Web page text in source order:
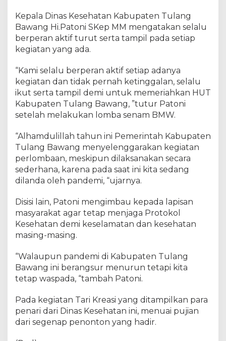
D
a
S
i
B
u
d
a
y
N
s
a
n
a
T
a
2
0
Kepala Dinas Kesehatan Kabupaten Tulang
Bawang Hi.Patoni SKep MM mengatakan selalu
berperan aktif turut serta tampil pada setiap
kegiatan yang ada.
“Kami selalu berperan aktif setiap adanya
kegiatan dan tidak pernah ketinggalan, selalu
ikut serta tampil demi untuk memeriahkan HUT
Kabupaten Tulang Bawang, ”tutur Patoni
setelah melakukan lomba senam BMW.
“Alhamdulillah tahun ini Pemerintah Kabupaten
Tulang Bawang menyelenggarakan kegiatan
perlombaan, meskipun dilaksanakan secara
sederhana, karena pada saat ini kita sedang
dilanda oleh pandemi, “ujarnya.
Disisi lain, Patoni mengimbau kepada lapisan
masyarakat agar tetap menjaga Protokol
Kesehatan demi keselamatan dan kesehatan
masing-masing.
“Walaupun pandemi di Kabupaten Tulang
Bawang ini berangsur menurun tetapi kita
tetap waspada, “tambah Patoni.
Pada kegiatan Tari Kreasi yang ditampilkan para
penari dari Dinas Kesehatan ini, menuai pujian
dari segenap penonton yang hadir.